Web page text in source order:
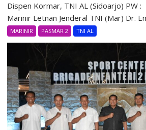
Dispen Kormar, TNI AL (Sidoarjo) PW :
Marinir Letnan Jenderal TNI (Mar) Dr.
MARINIR PASMAR 2 TNI AL